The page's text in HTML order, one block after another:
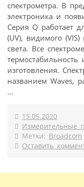
спектрометра. В
электроника и
Серия Q работает
(UV), видимого
света. Все
изготовления.
названием Waves,
...
15.05.2020
Измерительные
Метки: Broadcom
Оставить